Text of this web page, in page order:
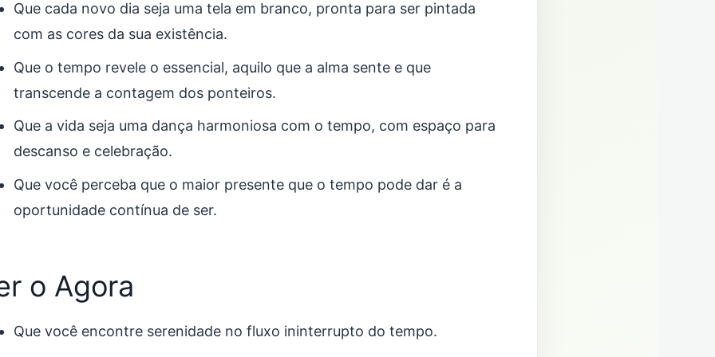
Que cada novo dia seja uma tela em branco, pronta para ser pintada
com as cores da sua existência.
Que o tempo revele o essencial, aquilo que a alma sente e que
transcende a contagem dos ponteiros.
Que a vida seja uma dança harmoniosa com o tempo, com espaço para
descanso e celebração.
Que você perceba que o maior presente que o tempo pode dar é a
oportunidade contínua de ser.
o Agora
Que você encontre serenidade no fluxo ininterrupto do tempo.